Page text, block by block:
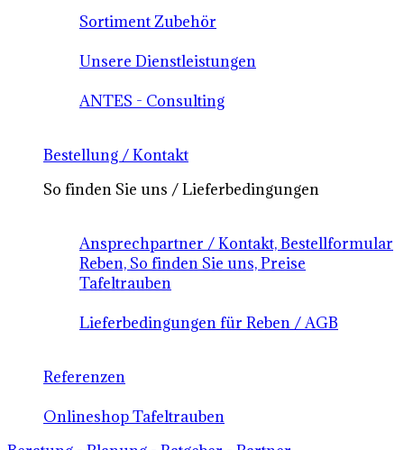
Sortiment Zubehör
Unsere Dienstleistungen
ANTES - Consulting
Bestellung / Kontakt
So finden Sie uns / Lieferbedingungen
Ansprechpartner / Kontakt, Bestellformular
Reben, So finden Sie uns, Preise
Tafeltrauben
Lieferbedingungen für Reben / AGB
Referenzen
Onlineshop Tafeltrauben